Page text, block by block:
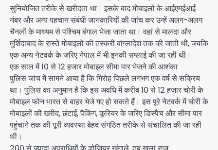
सुनियोजित तरीके से खरीदता था। इसके बाद मोबाइलों के आईएमईआई
नंबर और अन्य पहचान संबंधी जानकारियों की जांच कर उन्हें अलग-अलग
चैनलों के माध्यम से पश्चिम बंगाल भेजा जाता था। वहां से मालदा और
मुर्शिदाबाद के रास्ते मोबाइलों की तस्करी बांग्लादेश तक की जाती थी, जबकि
एक अन्य नेटवर्क के जरिए नेपाल में भी इनकी सप्लाई की जा रही थी।
एक साल में 10 से 12 हजार मोबाइल सीमा पार भेजने की आशंका
पुलिस जांच में सामने आया है कि गिरोह पिछले लगभग एक वर्ष से सक्रिय
था। पुलिस का अनुमान है कि इस अवधि में करीब 10 से 12 हजार चोरी के
मोबाइल फोन भारत से बाहर भेजे गए हो सकते हैं। इस पूरे नेटवर्क में चोरी के
मोबाइलों की खरीद, छंटाई, पैकिंग, कूरियर के जरिए डिस्पैच और सीमा पार
पहुंचाने तक की पूरी व्यवस्था बेहद संगठित तरीके से संचालित की जा रही
थी।